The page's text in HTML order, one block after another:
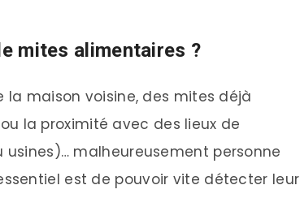
mites alimentaires ?
maison voisine, des mites déjà
la proximité avec des lieux de
malheureusement personne
est de pouvoir vite détecter leur